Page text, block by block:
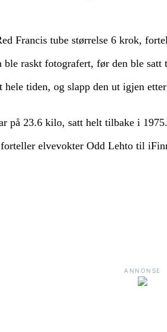
Francis tube størrelse 6 krok,
raskt fotografert, før den ble satt
tiden, og slapp den ut igjen
på 23.6 kilo, satt helt tilbake i 1975.
elvevokter Odd Lehto til
ANNONSE